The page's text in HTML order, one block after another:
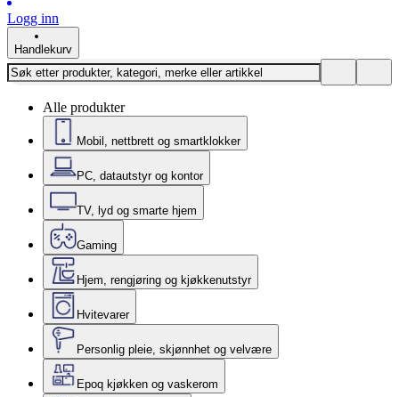
Logg inn
Handlekurv
Alle produkter
Mobil, nettbrett og smartklokker
PC, datautstyr og kontor
TV, lyd og smarte hjem
Gaming
Hjem, rengjøring og kjøkkenutstyr
Hvitevarer
Personlig pleie, skjønnhet og velvære
Epoq kjøkken og vaskerom